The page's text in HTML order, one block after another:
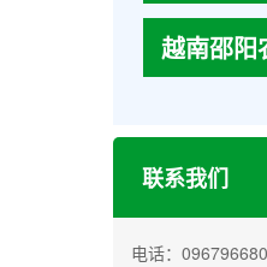
越南邵阳
联系我们
电话：